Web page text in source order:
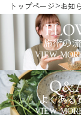
DMでご連絡差し
ってかえさせて
みの方のみご応
している場合は
い。 ・アカウン
応募受付状況や
ませんこと、ご
人情報は、当選
ご連絡の為のみに
トップページ>お知
施術の
VIEW
よくある
VIEW